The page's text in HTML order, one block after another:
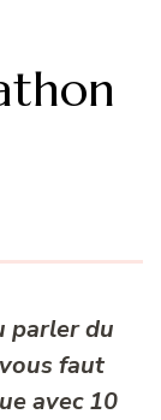
parler du
faut
avec 10